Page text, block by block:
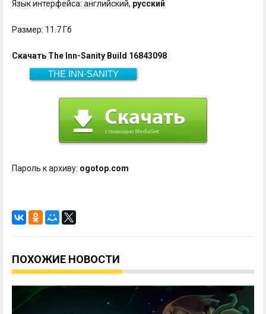
Язык интерфейса: английский, русский
Размер: 11.7 Гб
Скачать The Inn-Sanity Build 16843098
THE INN-SANITY
11.7 Гб
Скачать
Пароль к архиву: ogotop.com
ПОХОЖИЕ НОВОСТИ